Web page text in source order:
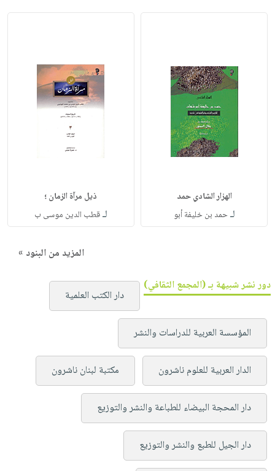
الهزار الشادي حمد
لـحمد بن خليفة أبو
ذيل مرآة الزمان ؛
لـقطب الدين موسى ب
المزيد من البنود »
دور نشر شبيهة بـ (المجمع الثقافي)
دار الكتب العلمية
المؤسسة العربية للدراسات والنشر
الدار العربية للعلوم ناشرون مكتبة لبنان ناشرون
دار المحجة البيضاء للطباعة والنشر والتوزيع
دار الجيل للطبع والنشر والتوزيع